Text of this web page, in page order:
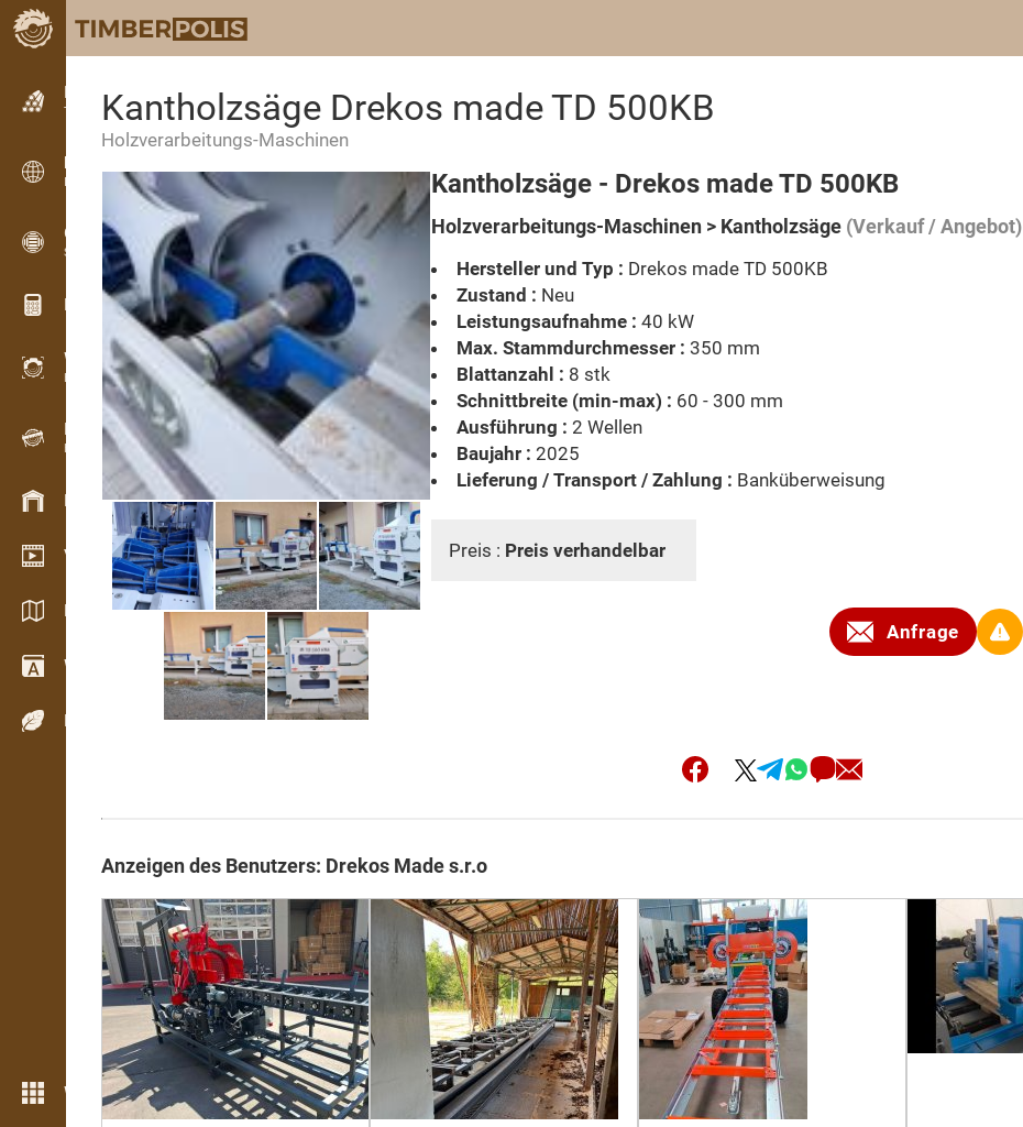
Kleinanzeigen
Textanzeigen
Kleinanzeigen
Internationale Anzeigen
OPTI-TIMB
Schnittbilder
Holz-Rechner
WoodProfi
Holzvolumen mit KI
Registriergerät
Holzbestandsaufnahme im Gelände
Bestandsmanagement
Video Showroom
Kataloge / Broschüren
Wörterbuch
Holzarten
Weitere Funktionen
Kantholzsäge Drekos made TD 500KB
Holzverarbeitungs-Maschinen
Kantholzsäge - Drekos made TD 500KB
Holzverarbeitungs-Maschinen > Kantholzsäge (Verkauf / Angebot)
Hersteller und Typ : Drekos made TD 500KB
Zustand : Neu
Leistungsaufnahme : 40 kW
Max. Stammdurchmesser : 350 mm
Blattanzahl : 8 stk
Schnittbreite (min-max) : 60 - 300 mm
Ausführung : 2 Wellen
Baujahr : 2025
Lieferung / Transport / Zahlung : Banküberweisung
Preis : Preis verhandelbar
Anfrage
Anzeigen des Benutzers: Drekos Made s.r.o